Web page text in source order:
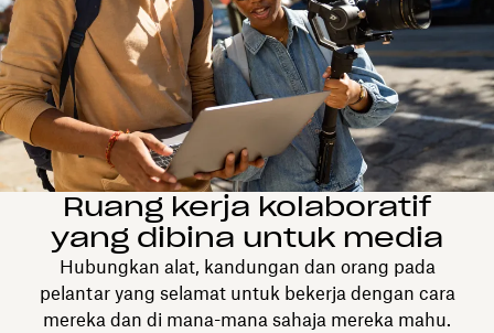
Ruang kerja kolaboratif
yang dibina untuk media
Hubungkan alat, kandungan dan orang pada
pelantar yang selamat untuk bekerja dengan cara
mereka dan di mana-mana sahaja mereka mahu.